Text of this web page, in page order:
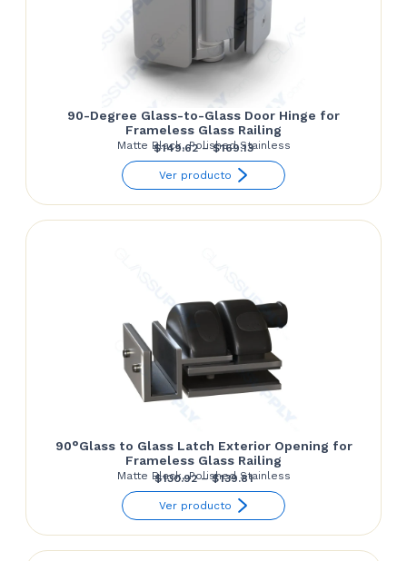
90-Degree Glass-to-Glass Door Hinge for
Frameless Glass Railing
Matte Black, Polished Stainless
$149.62 – $169.13Price
range:
through
Ver producto
90°Glass to Glass Latch Exterior Opening for
Frameless Glass Railing
Matte Black, Polished Stainless
$130.92 – $139.81Price
range:
through
Ver producto